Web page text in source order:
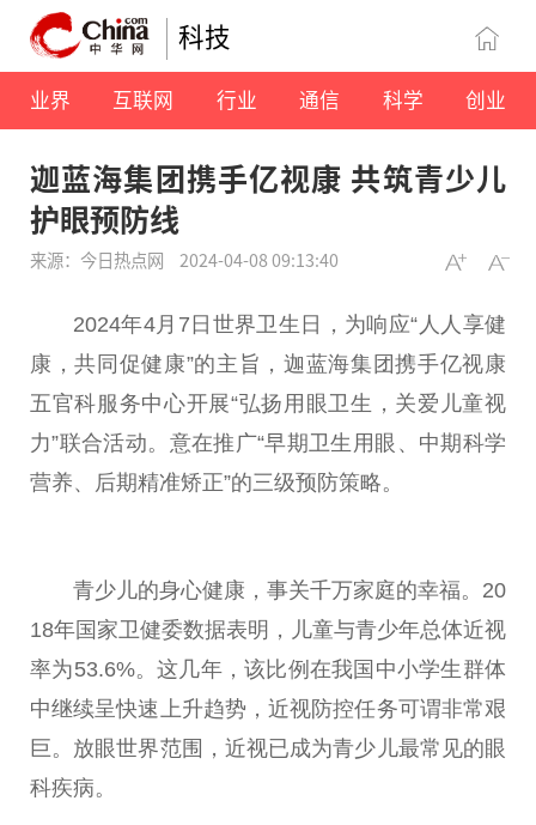
科技
业界 互联网 行业 通信 科学 创业
迦蓝海集团携手亿视康 共筑青少儿
护眼预防线
来源：今日热点网 2024-04-08 09:13:40
2024年4月7日世界卫生日，为响应“人人享健
康，共同促健康”的主旨，迦蓝海集团携手亿视康
五官科服务中心开展“弘扬用眼卫生，关爱儿童视
力”联合活动。意在推广“早期卫生用眼、中期科学
营养、后期精准矫正”的三级预防策略。
青少儿的身心健康，事关千万家庭的幸福。20
18年国家卫健委数据表明，儿童与青少年总体近视
率为53.6%。这几年，该比例在我国中小学生群体
中继续呈快速上升趋势，近视防控任务可谓非常艰
巨。放眼世界范围， 近视已成为青少儿最常见的眼
科疾病。